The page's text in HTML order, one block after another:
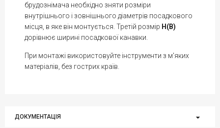
брудознімача необхідно зняти розміри
внутрішнього і зовнішнього діаметрів посадкового
місця, в яке він монтується. Третій розмір H(B)
дорівнює ширині посадкової канавки.
При монтажі використовуйте інструменти з м'яких
матеріалів, без гострих країв.
ДОКУМЕНТАЦІЯ